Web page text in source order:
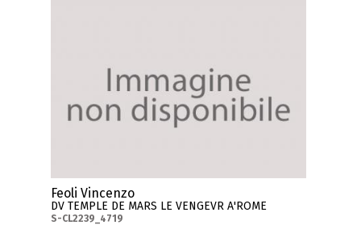
Feoli Vincenzo
DV TEMPLE DE MARS LE VENGEVR A'ROME
S-CL2239_4719